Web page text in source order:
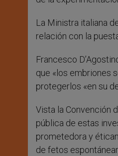
La Ministra italiana
relación con la
Francesco
que «los embriones
protegerlos «en su
Vista la Convención
pública de estas
prometedora y
de fetos